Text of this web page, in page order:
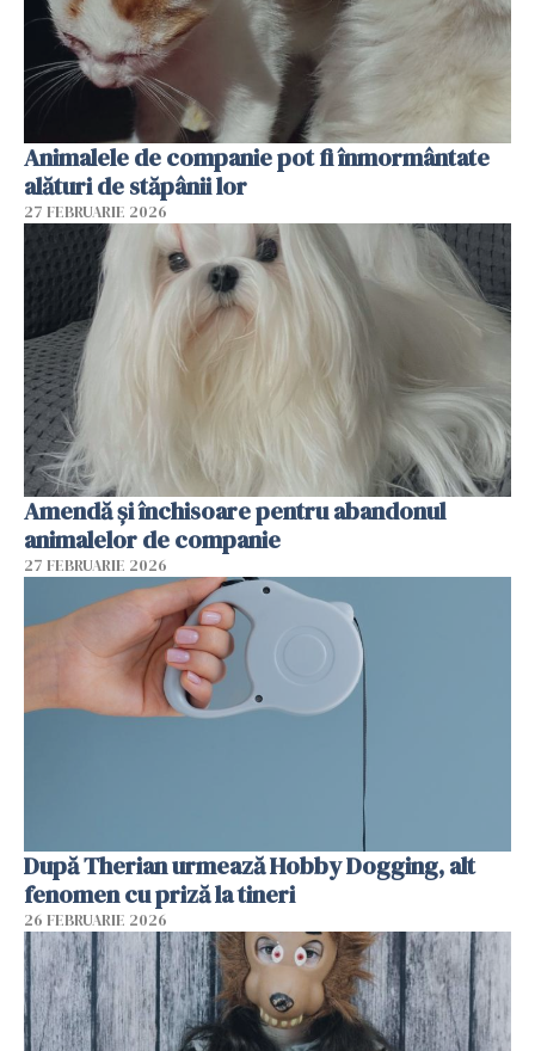
Animalele de companie pot fi înmormântate
alături de stăpânii lor
27 FEBRUARIE 2026
Amendă și închisoare pentru abandonul
animalelor de companie
27 FEBRUARIE 2026
După Therian urmează Hobby Dogging, alt
fenomen cu priză la tineri
26 FEBRUARIE 2026